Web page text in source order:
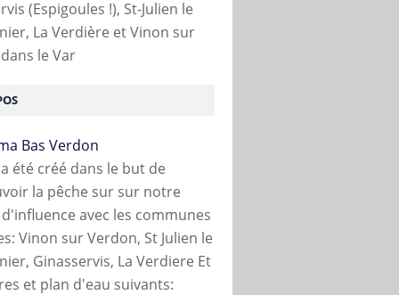
,TRUITE ARC EN CIEL
(Espigoules !), St-Julien le
La Verdière et Vinon sur
le Var
été créé dans le but de
la pêche sur sur notre
avec les communes
Vinon sur Verdon, St Julien le
Ginasservis, La Verdiere Et
et plan d'eau suivants: